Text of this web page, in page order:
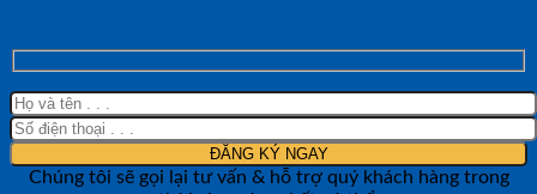
Chúng tôi sẽ gọi lại tư vấn & hỗ trợ quý khách hàng trong